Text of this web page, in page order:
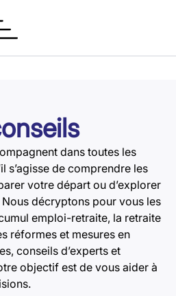
dans toutes les
s’agisse de comprendre les
votre départ ou d’explorer
décryptons pour vous les
emploi-retraite, la retraite
réformes et mesures en
conseils d’experts et
objectif est de vous aider à